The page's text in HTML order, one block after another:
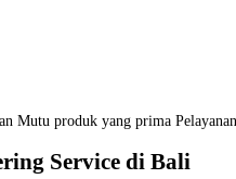
Mutu produk yang prima
Service di Bali